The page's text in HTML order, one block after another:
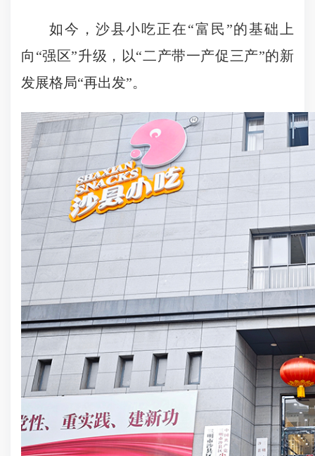
如今，沙县小吃正在“富民”的基础上
向“强区”升级，以“二产带一产促三产”的新
发展格局“再出发”。